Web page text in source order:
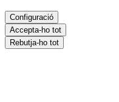
Consulteu
Configuració
Accepta-ho tot
Rebutja-ho tot